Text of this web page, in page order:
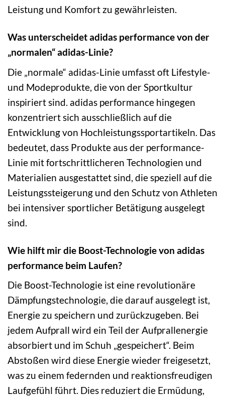
Leistung und Komfort zu gewährleisten.
Was unterscheidet adidas performance von der
„normalen“ adidas-Linie?
Die „normale“ adidas-Linie umfasst oft Lifestyle-
und Modeprodukte, die von der Sportkultur
inspiriert sind. adidas performance hingegen
konzentriert sich ausschließlich auf die
Entwicklung von Hochleistungssportartikeln. Das
bedeutet, dass Produkte aus der performance-
Linie mit fortschrittlicheren Technologien und
Materialien ausgestattet sind, die speziell auf die
Leistungssteigerung und den Schutz von Athleten
bei intensiver sportlicher Betätigung ausgelegt
sind.
Wie hilft mir die Boost-Technologie von adidas
performance beim Laufen?
Die Boost-Technologie ist eine revolutionäre
Dämpfungstechnologie, die darauf ausgelegt ist,
Energie zu speichern und zurückzugeben. Bei
jedem Aufprall wird ein Teil der Aufprallenergie
absorbiert und im Schuh „gespeichert“. Beim
Abstoßen wird diese Energie wieder freigesetzt,
was zu einem federnden und reaktionsfreudigen
Laufgefühl führt. Dies reduziert die Ermüdung,